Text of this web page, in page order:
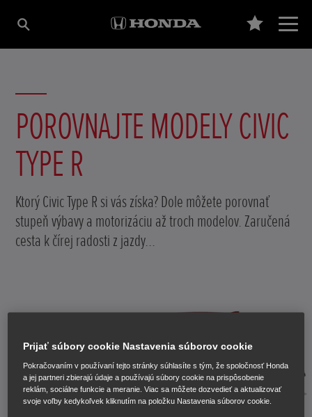
POROVNAJTE MODELY CIVIC
TYPE R
Ktorý Civic Type R si vás získa? Dole môžete porovnať
stupeň výbavy a motorizáciu až troch modelov. Zaručená
cesta k čírej radosti z jazdy...
Prijať súbory cookie Nastavenia súborov cookie
Pokračovaním v používaní tejto stránky súhlasíte s tým, že spoločnosť Honda
a jej partneri zbierajú údaje a používajú súbory cookie na prispôsobenie
reklám, sociálne funkcie a meranie. Viac sa môžete dozvedieť a aktualizovať
svoje voľby kedykoľvek kliknutím na položku Nastavenia súborov cookie.